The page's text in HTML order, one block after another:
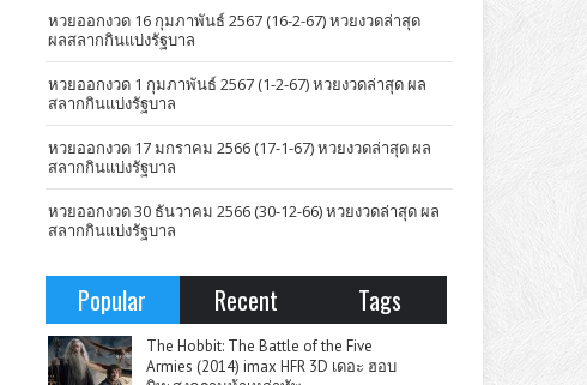
หวยออกงวด 16 กุมภาพันธ์ 2567 (16-2-67) หวยงวดล่าสุด
ผลสลากกินแบ่งรัฐบาล
หวยออกงวด 1 กุมภาพันธ์ 2567 (1-2-67) หวยงวดล่าสุด ผล
สลากกินแบ่งรัฐบาล
หวยออกงวด 17 มกราคม 2566 (17-1-67) หวยงวดล่าสุด ผล
สลากกินแบ่งรัฐบาล
หวยออกงวด 30 ธันวาคม 2566 (30-12-66) หวยงวดล่าสุด ผล
สลากกินแบ่งรัฐบาล
Popular Recent Tags
The Hobbit: The Battle of the Five
Armies (2014) imax HFR 3D เดอะ ฮอบ